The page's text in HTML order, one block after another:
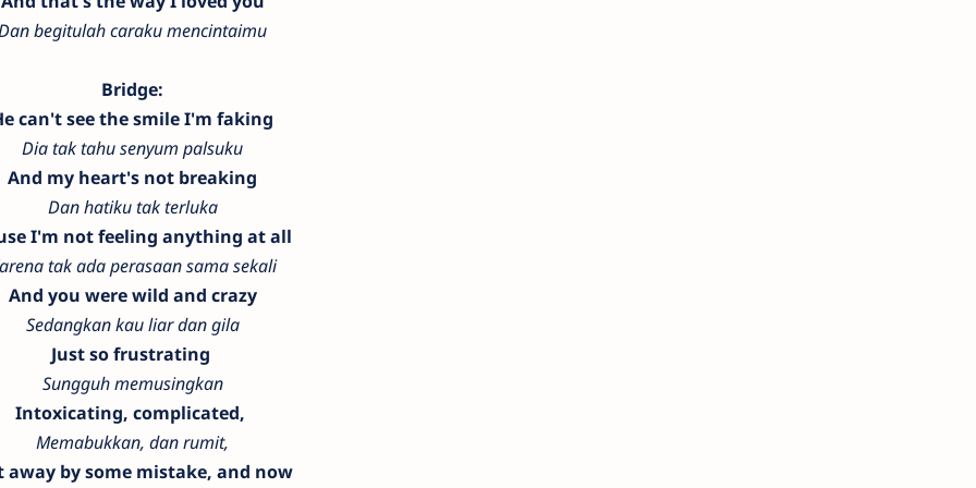
begitulah caraku mencintaimu
Bridge:
can't see the smile I'm faking
Dia tak tahu senyum palsuku
And my heart's not breaking
Dan hatiku tak terluka
I'm not feeling anything at all
tak ada perasaan sama sekali
And you were wild and crazy
Sedangkan kau liar dan gila
Just so frustrating
Sungguh memusingkan
Intoxicating, complicated,
Memabukkan, dan rumit,
away by some mistake, and now